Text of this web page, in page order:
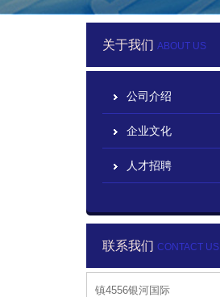
关于我们 ABOUT US
公司介绍
企业文化
人才招聘
联系我们 CONTACT US
镇4556银河国际